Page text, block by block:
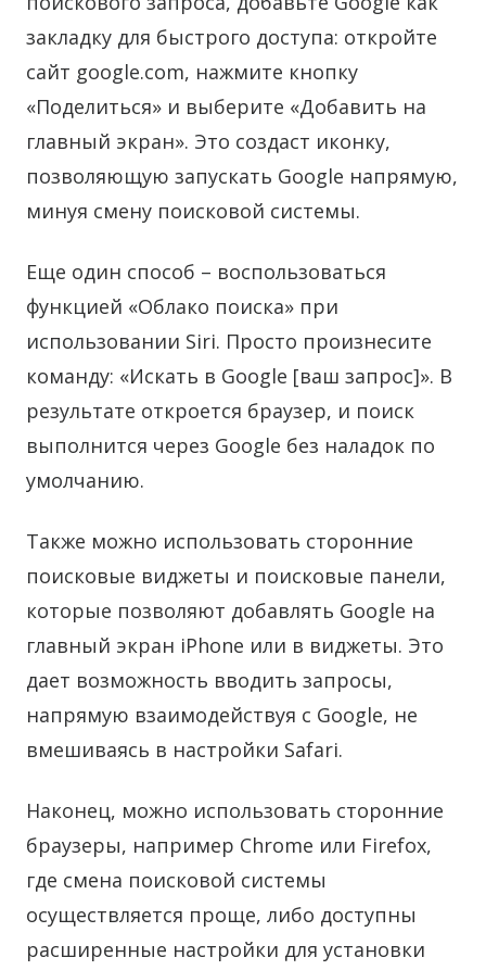
закладку для быстрого доступа: откройте
сайт google.com, нажмите кнопку
«Поделиться» и выберите «Добавить на
главный экран». Это создаст иконку,
позволяющую запускать Google напрямую,
минуя смену поисковой системы.
Еще один способ – воспользоваться
функцией «Облако поиска» при
использовании Siri. Просто произнесите
команду: «Искать в Google [ваш запрос]». В
результате откроется браузер, и поиск
выполнится через Google без наладок по
умолчанию.
Также можно использовать сторонние
поисковые виджеты и поисковые панели,
которые позволяют добавлять Google на
главный экран iPhone или в виджеты. Это
дает возможность вводить запросы,
напрямую взаимодействуя с Google, не
вмешиваясь в настройки Safari.
Наконец, можно использовать сторонние
браузеры, например Chrome или Firefox,
где смена поисковой системы
осуществляется проще, либо доступны
расширенные настройки для установки